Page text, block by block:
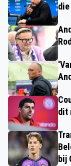
dit
bij